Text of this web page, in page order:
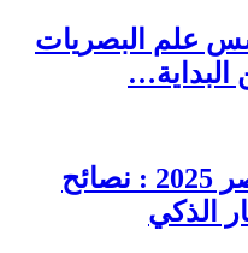
علم البصريات
البداية…
العقارات في مصر 2025 : نصائح
الذكي